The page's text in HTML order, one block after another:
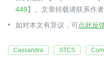
449】。文章转载请联系作者
如对本文有异议，可点此反
Cassandra STCS